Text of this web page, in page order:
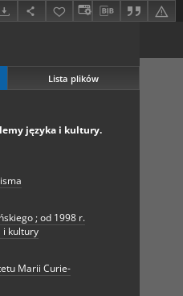
Lista plików
języka i kultury.
; od 1998 r.
i kultury
Marii Curie-